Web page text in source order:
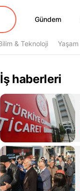
Gündem
Gündem
& Teknoloji Yaşam
İş haberleri